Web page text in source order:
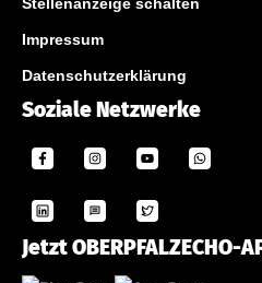
Impressum
Datenschutzerklärung
Soziale Netzwerke
Jetzt